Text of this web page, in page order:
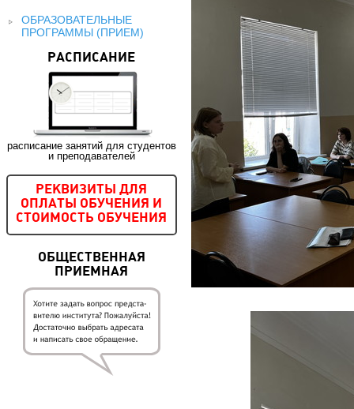
ОБРАЗОВАТЕЛЬНЫЕ
ПРОГРАММЫ (ПРИЕМ)
РАСПИСАНИЕ
расписание занятий для студентов
и преподавателей
РЕКВИЗИТЫ ДЛЯ
ОПЛАТЫ ОБУЧЕНИЯ И
СТОИМОСТЬ ОБУЧЕНИЯ
ОБЩЕСТВЕННАЯ
ПРИЕМНАЯ